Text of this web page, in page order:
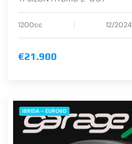
1200cc 12/2024
€21.900
IBRIDA - EURO6D